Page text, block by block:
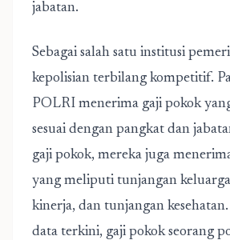
jabatan.
Sebagai salah satu institusi
kepolisian terbilang kompetitif.
POLRI menerima gaji pokok
sesuai dengan pangkat dan
gaji pokok, mereka juga
yang meliputi tunjangan
kinerja, dan tunjangan
data terkini, gaji pokok seorang